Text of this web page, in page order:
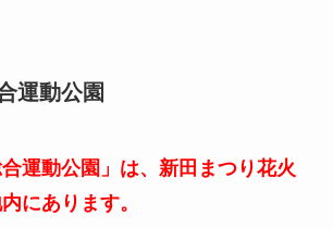
運動公園
合運動公園」は、新田まつり花火
にあります。